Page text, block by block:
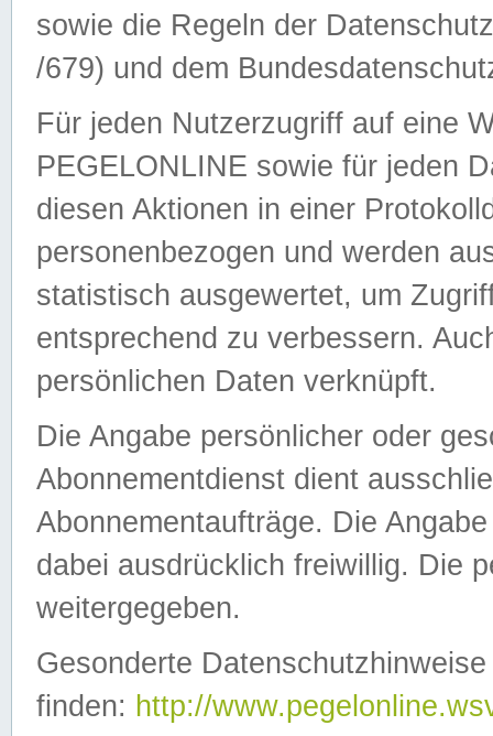
sowie die Regeln der
/679) und dem
Für jeden Nutzerzugriff auf eine
PEGELONLINE sowie für jeden
diesen Aktionen in einer
personenbezogen und werden
statistisch ausgewertet, um
entsprechend zu verbessern.
persönlichen Daten verknüpft.
Die Angabe persönlicher oder
Abonnementdienst dient
Abonnementaufträge. Die
dabei ausdrücklich freiwillig. Die
weitergegeben.
Gesonderte
finden: http://